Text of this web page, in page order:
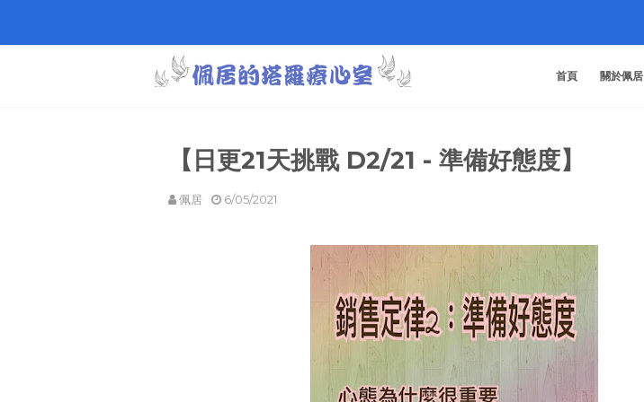
首頁 關於佩居
【日更21天挑戰 D2/21 - 準備好態度】
佩居 6/05/2021